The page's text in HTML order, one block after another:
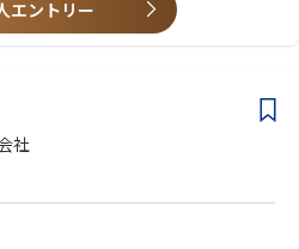
発揮できる組織カルチャーがあります(参
人、40歳以下11人)。
として、技術・製造・調達・品保・営業
製品をお金の面で支えています。社内
も大きく、個人の意思・考えが尊重さ
した際も周囲の方々の支援やフォローが
感じています。
築しながら設計を進める事が出来る
習といった統計手法を活用し設計する事
活動推進に携わる事が出来る
外装向け製品が採用
details.php?id=1516
エントリー
社